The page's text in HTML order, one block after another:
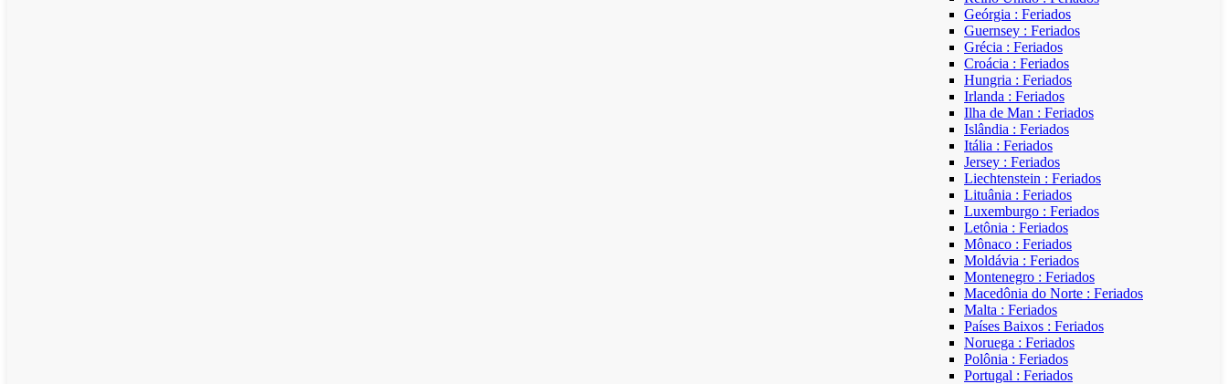
Geórgia : Feriados
Guernsey : Feriados
Grécia : Feriados
Croácia : Feriados
Hungria : Feriados
Irlanda : Feriados
Ilha de Man : Feriados
Islândia : Feriados
Itália : Feriados
Jersey : Feriados
Liechtenstein : Feriados
Lituânia : Feriados
Luxemburgo : Feriados
Letônia : Feriados
Mônaco : Feriados
Moldávia : Feriados
Montenegro : Feriados
Macedônia do Norte : Feriados
Malta : Feriados
Países Baixos : Feriados
Noruega : Feriados
Polônia : Feriados
Portugal : Feriados